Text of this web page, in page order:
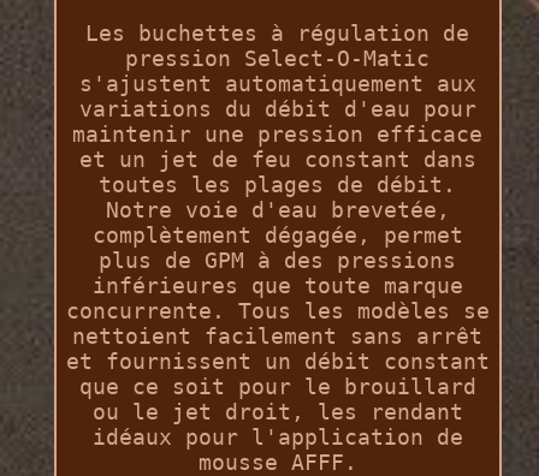
Les buchettes à régulation de
pression Select-O-Matic
s'ajustent automatiquement aux
variations du débit d'eau pour
maintenir une pression efficace
et un jet de feu constant dans
toutes les plages de débit.
Notre voie d'eau brevetée,
complètement dégagée, permet
plus de GPM à des pressions
inférieures que toute marque
concurrente. Tous les modèles se
nettoient facilement sans arrêt
et fournissent un débit constant
que ce soit pour le brouillard
ou le jet droit, les rendant
idéaux pour l'application de
mousse AFFF.